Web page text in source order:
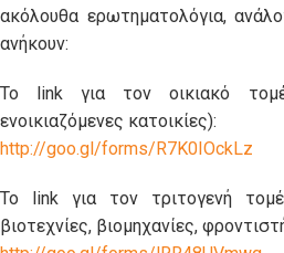
ακόλουθα ερωτηματολόγια,
ανήκουν:
Το link για τον οικιακό
ενοικιαζόμενες κατοικίες):
http://goo.gl/forms/R7K0IOckLz
Το link για τον τριτογενή
βιοτεχνίες, βιομηχανίες,